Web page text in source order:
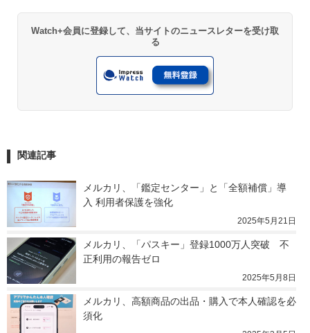
Watch+会員に登録して、当サイトのニュースレターを受け取
る
関連記事
メルカリ、「鑑定センター」と「全額補償」導
入 利用者保護を強化
2025年5月21日
メルカリ、「パスキー」登録1000万人突破　不
正利用の報告ゼロ
2025年5月8日
メルカリ、高額商品の出品・購入で本人確認を必
須化